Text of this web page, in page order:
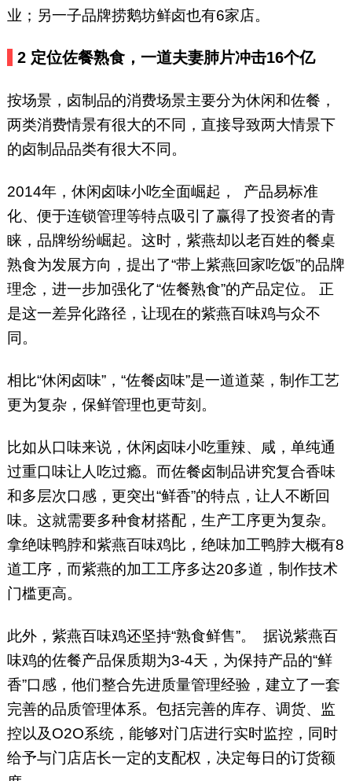
业；另一子品牌捞鹅坊鲜卤也有6家店。
2 定位佐餐熟食，一道夫妻肺片冲击16个亿
按场景，卤制品的消费场景主要分为休闲和佐餐，
两类消费情景有很大的不同，直接导致两大情景下
的卤制品品类有很大不同。
2014年，休闲卤味小吃全面崛起， 产品易标准
化、便于连锁管理等特点吸引了赢得了投资者的青
睐，品牌纷纷崛起。这时，紫燕却以老百姓的餐桌
熟食为发展方向，提出了“带上紫燕回家吃饭”的品牌
理念，进一步加强化了“佐餐熟食”的产品定位。 正
是这一差异化路径，让现在的紫燕百味鸡与众不
同。
相比“休闲卤味”，“佐餐卤味”是一道道菜，制作工艺
更为复杂，保鲜管理也更苛刻。
比如从口味来说，休闲卤味小吃重辣、咸，单纯通
过重口味让人吃过瘾。而佐餐卤制品讲究复合香味
和多层次口感，更突出“鲜香”的特点，让人不断回
味。这就需要多种食材搭配，生产工序更为复杂。
拿绝味鸭脖和紫燕百味鸡比，绝味加工鸭脖大概有8
道工序，而紫燕的加工工序多达20多道，制作技术
门槛更高。
此外，紫燕百味鸡还坚持“熟食鲜售”。 据说紫燕百
味鸡的佐餐产品保质期为3-4天，为保持产品的“鲜
香”口感，他们整合先进质量管理经验，建立了一套
完善的品质管理体系。包括完善的库存、调货、监
控以及O2O系统，能够对门店进行实时监控，同时
给予与门店店长一定的支配权，决定每日的订货额